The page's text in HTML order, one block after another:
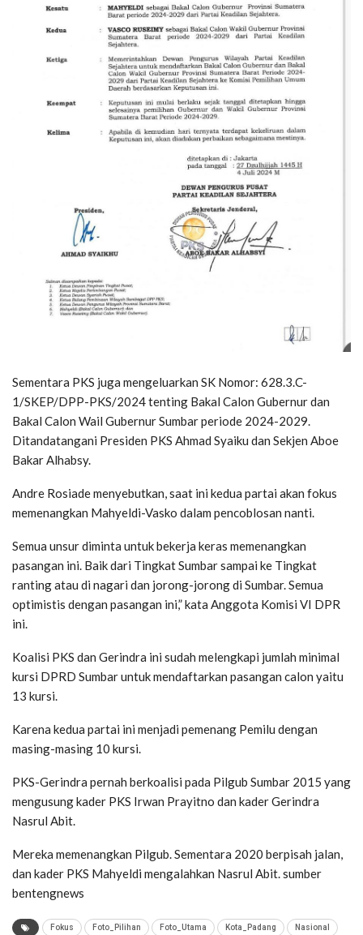
Sementara PKS juga mengeluarkan SK Nomor: 628.3.C-
1/SKEP/DPP-PKS/2024 tenting Bakal Calon Gubernur dan
Bakal Calon Wail Gubernur Sumbar periode 2024-2029.
Ditandatangani Presiden PKS Ahmad Syaiku dan Sekjen Aboe
Bakar Alhabsy.
Andre Rosiade menyebutkan, saat ini kedua partai akan fokus
memenangkan Mahyeldi-Vasko dalam pencoblosan nanti.
Semua unsur diminta untuk bekerja keras memenangkan
pasangan ini. Baik dari Tingkat Sumbar sampai ke Tingkat
ranting atau di nagari dan jorong-jorong di Sumbar. Semua
optimistis dengan pasangan ini,” kata Anggota Komisi VI DPR
ini.
Koalisi PKS dan Gerindra ini sudah melengkapi jumlah minimal
kursi DPRD Sumbar untuk mendaftarkan pasangan calon yaitu
13 kursi.
Karena kedua partai ini menjadi pemenang Pemilu dengan
masing-masing 10 kursi.
PKS-Gerindra pernah berkoalisi pada Pilgub Sumbar 2015 yang
mengusung kader PKS Irwan Prayitno dan kader Gerindra
Nasrul Abit.
Mereka memenangkan Pilgub. Sementara 2020 berpisah jalan,
dan kader PKS Mahyeldi mengalahkan Nasrul Abit. sumber
bentengnews
Fokus Foto_Pilihan Foto_Utama Kota_Padang Nasional